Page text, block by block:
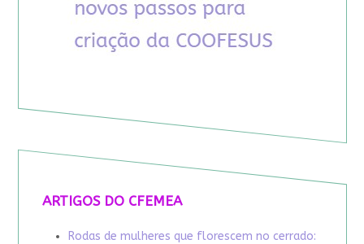
ARTIGOS DO CFEMEA
Rodas de mulheres que florescem no cerrado: